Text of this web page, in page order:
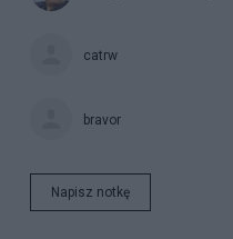
catrw
bravor
Napisz notkę